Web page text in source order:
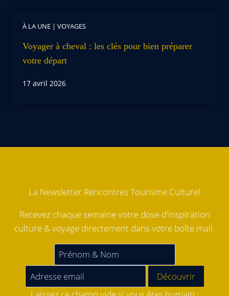
À LA UNE | VOYAGES
Voyager à cheval : les clés pour bien préparer
votre départ
17 avril 2026
La Newsletter Rencontres Tourisme Culturel
Recevez chaque semaine votre dose d'inspiration
culture & voyage directement dans votre boîte mail.